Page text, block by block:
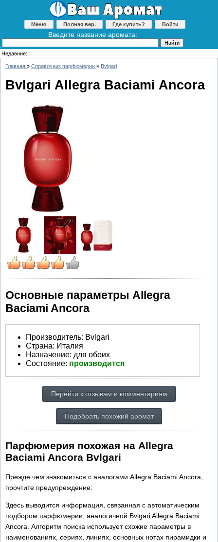
Меню Полная вер. Где купить? Войти
Введите название аромата:
Недавние:
Главная » Справочник парфюмерии » Bvlgari
Bvlgari Allegra Baciami Ancora
Основные параметры Allegra
Baciami Ancora
Производитель: Bvlgari
Страна: Италия
Назначение: для обоих
Состояние: производится
Перейти к отзывам и комментариям
Подобрать похожий аромат
Парфюмерия похожая на Allegra
Baciami Ancora Bvlgari
Прежде чем знакомиться с аналогами Allegra Baciami Ancora,
прочтите предупреждение:
Здесь выводится информация, связанная с автоматическим
подбором парфюмерии, аналогичной Bvlgari Allegra Baciami
Ancora. Алгоритм поиска использует схожие параметры в
наименованиях, сериях, линиях, основных нотах пирамидки и